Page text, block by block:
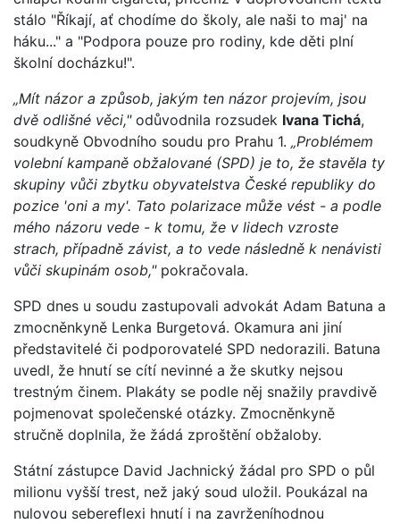
stálo "Říkají, ať chodíme do školy, ale naši to maj' na
háku..." a "Podpora pouze pro rodiny, kde děti plní
školní docházku!".
„Mít názor a způsob, jakým ten názor projevím, jsou
dvě odlišné věci,"odůvodnila rozsudek Ivana Tichá,
soudkyně Obvodního soudu pro Prahu 1. „Problémem
volební kampaně obžalované (SPD) je to, že stavěla ty
skupiny vůči zbytku obyvatelstva České republiky do
pozice 'oni a my'. Tato polarizace může vést - a podle
mého názoru vede - k tomu, že v lidech vzroste
strach, případně závist, a to vede následně k nenávisti
vůči skupinám osob,"pokračovala.
SPD dnes u soudu zastupovali advokát Adam Batuna a
zmocněnkyně Lenka Burgetová. Okamura ani jiní
představitelé či podporovatelé SPD nedorazili. Batuna
uvedl, že hnutí se cítí nevinné a že skutky nejsou
trestným činem. Plakáty se podle něj snažily pravdivě
pojmenovat společenské otázky. Zmocněnkyně
stručně doplnila, že žádá zproštění obžaloby.
Státní zástupce David Jachnický žádal pro SPD o půl
milionu vyšší trest, než jaký soud uložil. Poukázal na
nulovou sebereflexi hnutí i na zavrženíhodnou